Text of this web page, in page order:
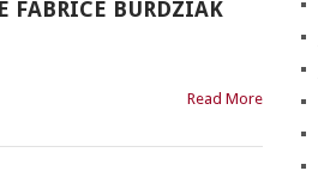
FABRICE BURDZIAK
Read More